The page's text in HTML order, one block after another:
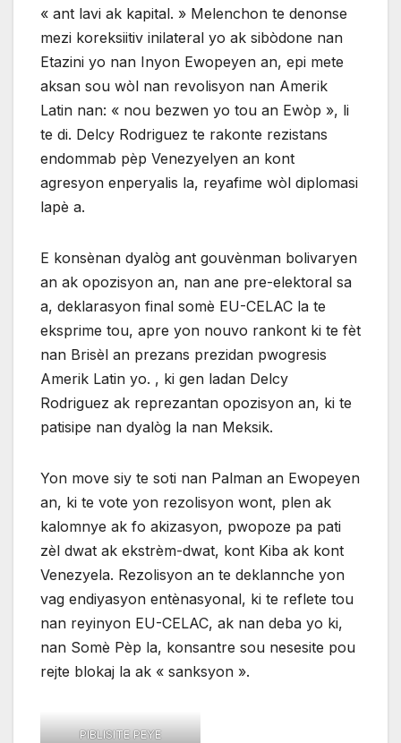
« ant lavi ak kapital. » Melenchon te denonse
mezi koreksiitiv inilateral yo ak sibòdone nan
Etazini yo nan Inyon Ewopeyen an, epi mete
aksan sou wòl nan revolisyon nan Amerik
Latin nan: « nou bezwen yo tou an Ewòp », li
te di. Delcy Rodriguez te rakonte rezistans
endommab pèp Venezyelyen an kont
agresyon enperyalis la, reyafime wòl diplomasi
lapè a.
E konsènan dyalòg ant gouvènman bolivaryen
an ak opozisyon an, nan ane pre-elektoral sa
a, deklarasyon final somè EU-CELAC la te
eksprime tou, apre yon nouvo rankont ki te fèt
nan Brisèl an prezans prezidan pwogresis
Amerik Latin yo. , ki gen ladan Delcy
Rodriguez ak reprezantan opozisyon an, ki te
patisipe nan dyalòg la nan Meksik.
Yon move siy te soti nan Palman an Ewopeyen
an, ki te vote yon rezolisyon wont, plen ak
kalomnye ak fo akizasyon, pwopoze pa pati
zèl dwat ak ekstrèm-dwat, kont Kiba ak kont
Venezyela. Rezolisyon an te deklannche yon
vag endiyasyon entènasyonal, ki te reflete tou
nan reyinyon EU-CELAC, ak nan deba yo ki,
nan Somè Pèp la, konsantre sou nesesite pou
rejte blokaj la ak « sanksyon ».
PIBLISITE PEYE